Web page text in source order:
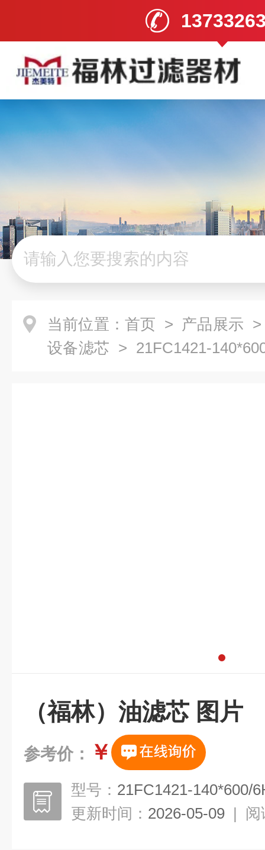
当前位置： 首页 > 产品展示
设备滤芯 > 21FC1421-
（福林）油滤芯 图片
参考价： ￥
型号： 21FC1421-140*600/
更新时间： 2026-05-09 | 阅